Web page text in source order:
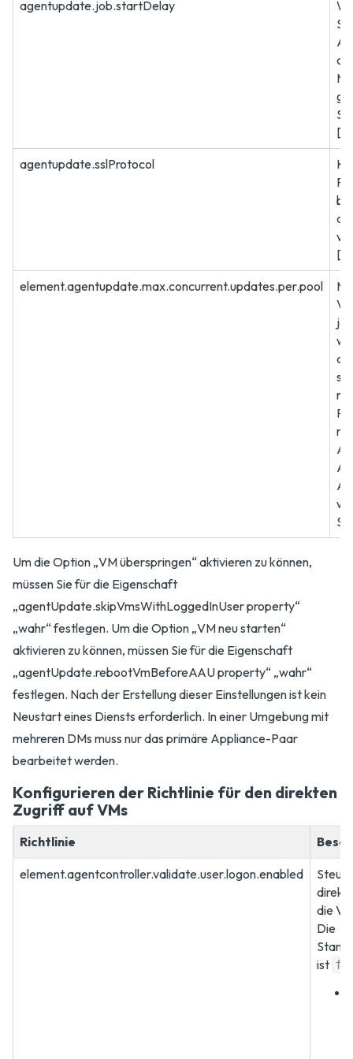
agentupdate.job.startDelay
agentupdate.sslProtocol
element.agentupdate.max.concurrent.updates.per.pool
Um die Option „VM überspringen“ aktivieren zu können,
müssen Sie für die Eigenschaft
„agentUpdate.skipVmsWithLoggedInUser property“
„wahr“ festlegen. Um die Option „VM neu starten“
aktivieren zu können, müssen Sie für die Eigenschaft
„agentUpdate.rebootVmBeforeAAU property“ „wahr“
festlegen. Nach der Erstellung dieser Einstellungen ist kein
Neustart eines Diensts erforderlich. In einer Umgebung mit
mehreren DMs muss nur das primäre Appliance-Paar
bearbeitet werden.
Konfigurieren der Richtlinie für den direkten
Zugriff auf VMs
Richtlinie
element.agentcontroller.validate.user.logon.enabled
die
Die
ist